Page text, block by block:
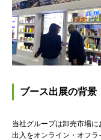
ブース出展の背景
当社グループは卸売市場
出入をオンライン・オフラ